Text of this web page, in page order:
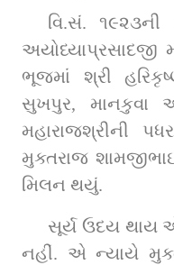
વિ.સં.
અયોધ્યાપ્રસાદજી
ભૂજમાં શ્રી
સુખપુર, માનકુવા
મહારાજશ્રીની
મુક્તરાજ
મિલન થયું.
સૂર્ય ઉદય થાય
નહીં. એ ન્યાયે